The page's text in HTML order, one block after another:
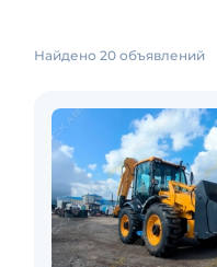
Найдено 20 объявлений